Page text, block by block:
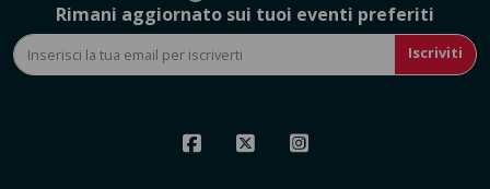
Rimani aggiornato sui tuoi eventi preferiti
Iscriviti